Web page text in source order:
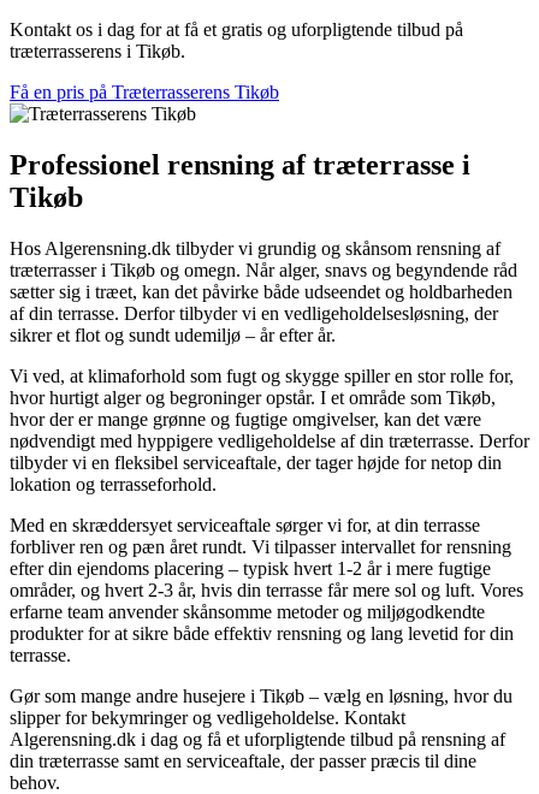
Kontakt os i dag for at få et gratis og uforpligtende tilbud på
træterrasserens i Tikøb.
Få en pris på Træterrasserens Tikøb
Professionel rensning af træterrasse i
Tikøb
Hos Algerensning.dk tilbyder vi grundig og skånsom rensning af
træterrasser i Tikøb og omegn. Når alger, snavs og begyndende råd
sætter sig i træet, kan det påvirke både udseendet og holdbarheden
af din terrasse. Derfor tilbyder vi en vedligeholdelsesløsning, der
sikrer et flot og sundt udemiljø – år efter år.
Vi ved, at klimaforhold som fugt og skygge spiller en stor rolle for,
hvor hurtigt alger og begroninger opstår. I et område som Tikøb,
hvor der er mange grønne og fugtige omgivelser, kan det være
nødvendigt med hyppigere vedligeholdelse af din træterrasse. Derfor
tilbyder vi en fleksibel serviceaftale, der tager højde for netop din
lokation og terrasseforhold.
Med en skræddersyet serviceaftale sørger vi for, at din terrasse
forbliver ren og pæn året rundt. Vi tilpasser intervallet for rensning
efter din ejendoms placering – typisk hvert 1-2 år i mere fugtige
områder, og hvert 2-3 år, hvis din terrasse får mere sol og luft. Vores
erfarne team anvender skånsomme metoder og miljøgodkendte
produkter for at sikre både effektiv rensning og lang levetid for din
terrasse.
Gør som mange andre husejere i Tikøb – vælg en løsning, hvor du
slipper for bekymringer og vedligeholdelse. Kontakt
Algerensning.dk i dag og få et uforpligtende tilbud på rensning af
din træterrasse samt en serviceaftale, der passer præcis til dine
behov.